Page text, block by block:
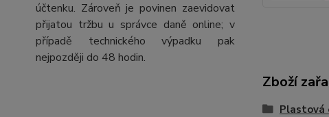
účtenku. Zároveň je povinen zaevidovat
přijatou tržbu u správce daně online; v
případě technického výpadku pak
nejpozději do 48 hodin.
Zboží
Plastová